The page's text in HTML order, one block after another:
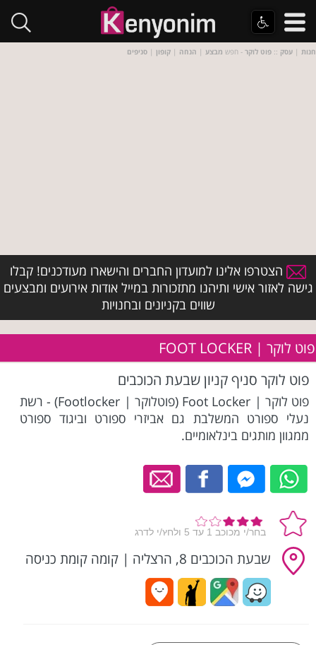
חנות | עסק :: פוט לוקר - חפש מבצע | הנחה | קופון | סניפים
הצטרפו אלינו למועדון החברים והישארו מעודכנים! קבלו
גישה לאזור אישי ותיהנו מתזכורות במייל אודות אירועים ומבצעים
שווים בקניונים ובחנויות
פוט לוקר | FOOT LOCKER
פוט לוקר סניף קניון שבעת הכוכבים
פוט לוקר | Foot Locker (פוטלוקר | Footlocker) - רשת
נעלי ספורט המשלבת גם אביזרי ספורט וביגוד ספורט
ממגוון מותגים בינלאומיים.
שבעת הכוכבים 8, הרצליה | קומה קומת כניסה